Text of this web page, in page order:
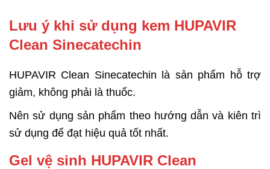
Lưu ý khi sử dụng kem HUPAVIR
Clean Sinecatechin
HUPAVIR Clean Sinecatechin là sản phẩm hỗ trợ
giảm, không phải là thuốc.
Nên sử dụng sản phẩm theo hướng dẫn và kiên trì
sử dụng để đạt hiệu quả tốt nhất.
Gel vệ sinh HUPAVIR Clean